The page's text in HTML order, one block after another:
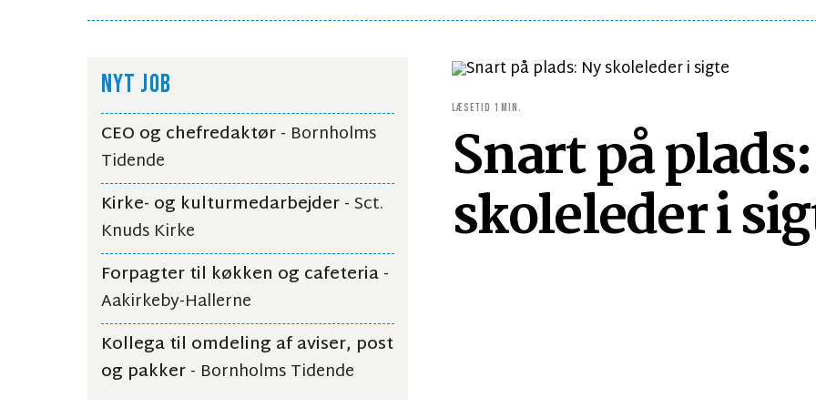
NYT JOB
CEO og chefredaktør- Bornholms
Tidende
Kirke- og kulturmedarbejder- Sct.
Knuds Kirke
Forpagter til køkken og cafeteria-
Aakirkeby-Hallerne
Kollega til omdeling af aviser, post
og pakker- Bornholms Tidende
LÆSETID 1 MIN.
Snart på
skoleleder i